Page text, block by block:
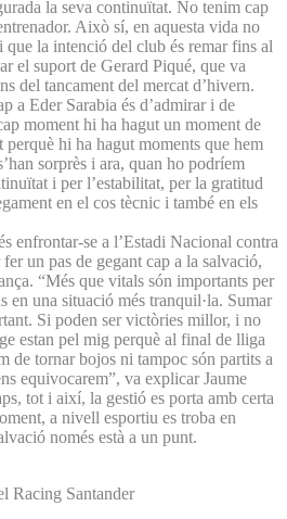
la seva continuïtat. No tenim cap
Això sí, en aquesta vida no
que la intenció del club és remar fins al
el suport de Gerard Piqué, que va
del tancament del mercat d’hivern.
a Eder Sarabia és d’admirar i de
moment hi ha hagut un moment de
hi ha hagut moments que hem
sorprès i ara, quan ho podríem
i per l’estabilitat, per la gratitud
en el cos tècnic i també en els
enfrontar-se a l’Estadi Nacional contra
un pas de gegant cap a la salvació,
“Més que vitals són importants per
en una situació més tranquil·la. Sumar
Si poden ser victòries millor, i no
estan pel mig perquè al final de lliga
de tornar bojos ni tampoc són partits a
equivocarem”, va explicar Jaume
tot i així, la gestió es porta amb certa
a nivell esportiu es troba en
només està a un punt.
Racing Santander